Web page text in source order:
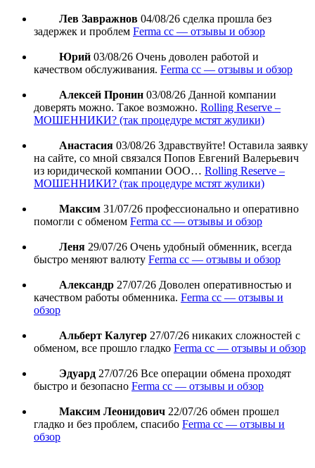
Лев Завражнов 04/08/26 сделка прошла без
задержек и проблем Ferma cc — отзывы и обзор
Юрий 03/08/26 Очень доволен работой и
качеством обслуживания. Ferma cc — отзывы и обзор
Алексей Пронин 03/08/26 Данной компании
доверять можно. Такое возможно. Rolling Reserve –
МОШЕННИКИ? (так процедуре мстят жулики)
Анастасия 03/08/26 Здравствуйте! Оставила заявку
на сайте, со мной связался Попов Евгений Валерьевич
из юридической компании ООО… Rolling Reserve –
МОШЕННИКИ? (так процедуре мстят жулики)
Максим 31/07/26 профессионально и оперативно
помогли с обменом Ferma cc — отзывы и обзор
Леня 29/07/26 Очень удобный обменник, всегда
быстро меняют валюту Ferma cc — отзывы и обзор
Александр 27/07/26 Доволен оперативностью и
качеством работы обменника. Ferma cc — отзывы и
обзор
Альберт Калугер 27/07/26 никаких сложностей с
обменом, все прошло гладко Ferma cc — отзывы и обзор
Эдуард 27/07/26 Все операции обмена проходят
быстро и безопасно Ferma cc — отзывы и обзор
Максим Леонидович 22/07/26 обмен прошел
гладко и без проблем, спасибо Ferma cc — отзывы и
обзор